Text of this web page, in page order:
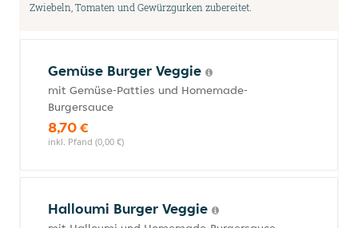
Zwiebeln, Tomaten und Gewürzgurken zubereitet.
Gemüse Burger Veggie
mit Gemüse-Patties und Homemade-
Burgersauce
8,70 €
inkl. Pfand (0,00 €)
Halloumi Burger Veggie